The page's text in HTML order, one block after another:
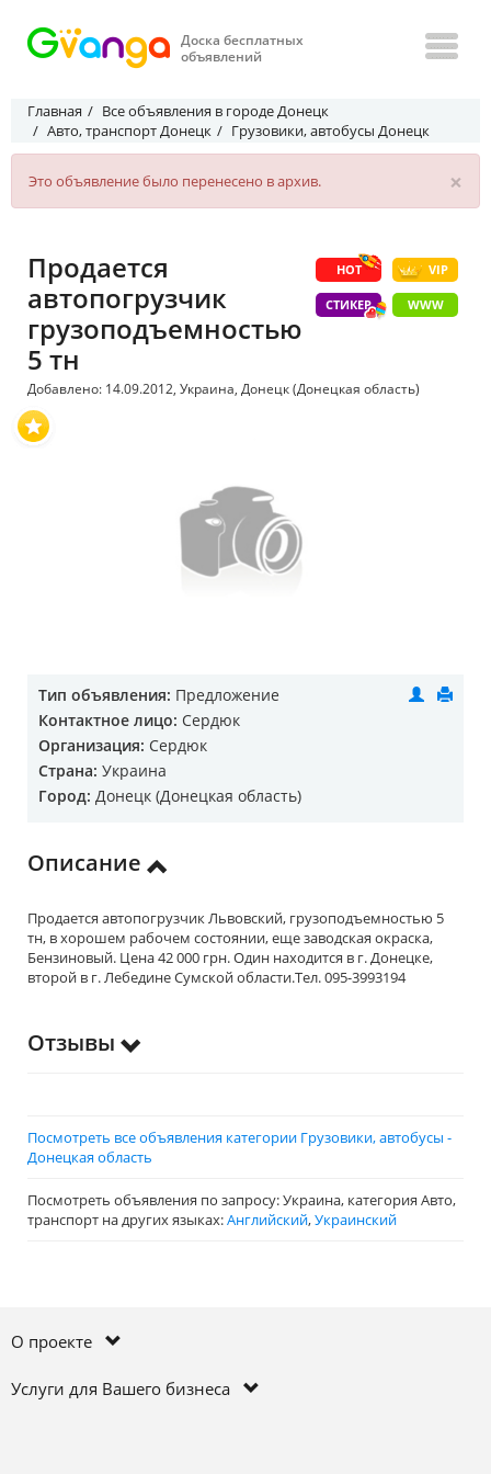
Доска бесплатных
объявлений
Главная
Все объявления в городе Донецк
Авто, транспорт Донецк
Грузовики, автобусы Донецк
×
Это объявление было перенесено в архив.
HOT VIP
СТИКЕР WWW
Продается
автопогрузчик
грузоподъемностью
5 тн
Добавлено: 14.09.2012, Украина, Донецк (Донецкая область)
Тип объявления: Предложение
Контактное лицо: Сердюк
Организация: Сердюк
Страна: Украина
Город: Донецк (Донецкая область)
Описание
Продается автопогрузчик Львовский, грузоподъемностью 5
тн, в хорошем рабочем состоянии, еще заводская окраска,
Бензиновый. Цена 42 000 грн. Один находится в г. Донецке,
второй в г. Лебедине Сумской области.Тел. 095-3993194
Отзывы
Посмотреть все объявления категории Грузовики, автобусы -
Донецкая область
Посмотреть объявления по запросу: Украина, категория Авто,
транспорт на других языках:Английский,Украинский
О проекте
Услуги для Вашего бизнеса